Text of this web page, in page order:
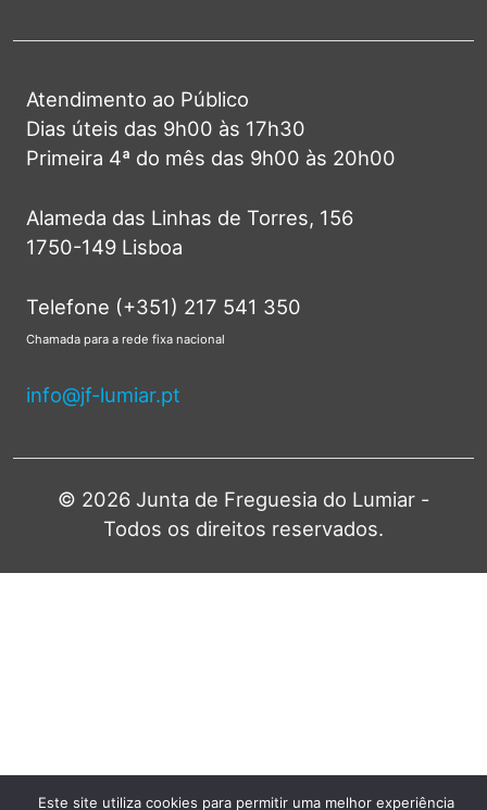
Atendimento ao Público
Dias úteis das 9h00 às 17h30
Primeira 4ª do mês das 9h00 às 20h00
Alameda das Linhas de Torres, 156
1750-149 Lisboa
Telefone (+351) 217 541 350
Chamada para a rede fixa nacional
info@jf-lumiar.pt
© 2026 Junta de Freguesia do Lumiar -
Todos os direitos reservados.
Este site utiliza cookies para permitir uma melhor experiência